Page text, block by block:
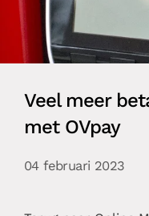
Veel meer
met OVpay
04 februari 2023